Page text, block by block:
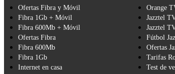
Ofertas Fibra y Móvil
Fibra 1Gb + Móvil
Fibra 600Mb + Móvil
Ofertas Fibra
Fibra 600Mb
Fibra 1Gb
Internet en casa
Orange
Jazztel
Jazztel
Fútbol
Ofertas
Tarifas
Test de